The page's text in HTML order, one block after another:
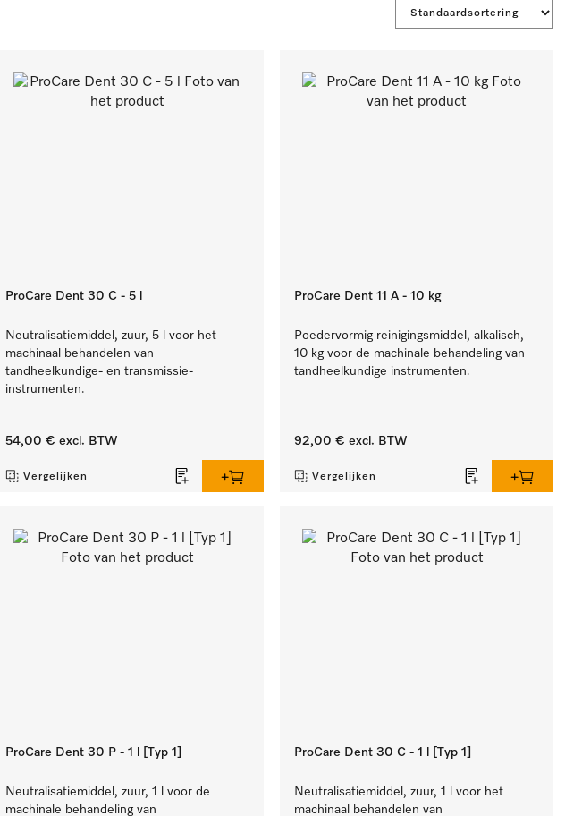
ProCare Dent 30 C - 5 l
Neutralisatiemiddel, zuur, 5 l voor het
machinaal behandelen van
tandheelkundige- en transmissie-
instrumenten.
54,00 € excl. BTW
Vergelijken
ProCare Dent 11 A - 10 kg
Poedervormig reinigingsmiddel, alkalisch,
10 kg voor de machinale behandeling van
tandheelkundige instrumenten.
92,00 € excl. BTW
Vergelijken
ProCare Dent 30 P - 1 l [Typ 1]
Neutralisatiemiddel, zuur, 1 l voor de
machinale behandeling van
ProCare Dent 30 C - 1 l [Typ 1]
Neutralisatiemiddel, zuur, 1 l voor het
machinaal behandelen van